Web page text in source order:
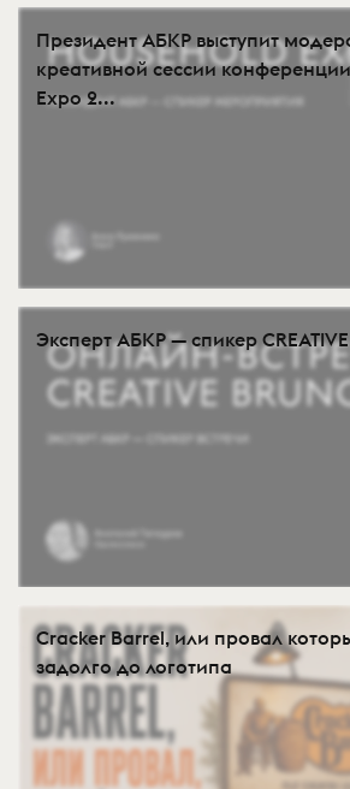
Президент АБКР выступит
креативной сессии
Expo 2...
Эксперт АБКР — спикер
Cracker Barrel, или провал
задолго до логотипа